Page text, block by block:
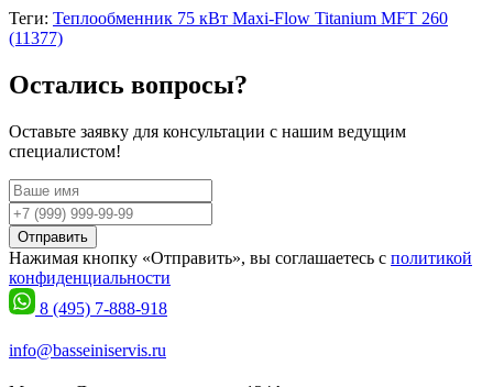
Теги: Теплообменник 75 кВт Maxi-Flow Titanium MFT 260
(11377)
Остались вопросы?
Оставьте заявку для консультации с нашим ведущим
специалистом!
Отправить
Нажимая кнопку «Отправить», вы соглашаетесь с политикой
конфиденциальности
8 (495) 7-888-918
info@basseiniservis.ru